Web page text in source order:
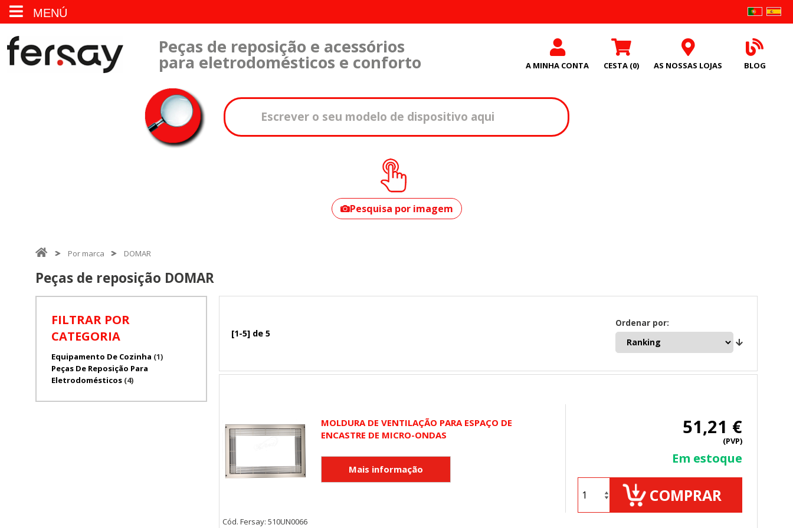
MENÚ
Peças de reposição e acessórios
para eletrodomésticos e conforto A MINHA CONTA CESTA (0) AS NOSSAS LOJAS BLOG
seu modelo?
Pesquisa por imagem
Por marca DOMAR
Peças de reposição DOMAR
FILTRAR POR
CATEGORIA
Equipamento De Cozinha (1)
Peças De Reposição Para
Eletrodomésticos (4)
[1-5] de 5
Ordenar por:
MOLDURA DE VENTILAÇÃO PARA ESPAÇO DE
ENCASTRE DE MICRO-ONDAS
51,21 €
(PVP)
Em estoque
COMPRAR
Cód. Fersay: 510UN0066